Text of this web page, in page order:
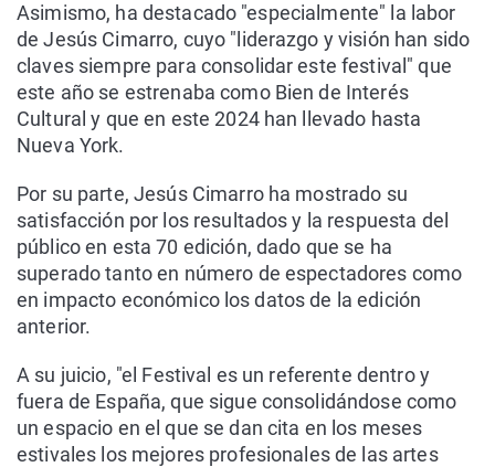
Asimismo, ha destacado "especialmente" la labor
de Jesús Cimarro, cuyo "liderazgo y visión han sido
claves siempre para consolidar este festival" que
este año se estrenaba como Bien de Interés
Cultural y que en este 2024 han llevado hasta
Nueva York.
Por su parte, Jesús Cimarro ha mostrado su
satisfacción por los resultados y la respuesta del
público en esta 70 edición, dado que se ha
superado tanto en número de espectadores como
en impacto económico los datos de la edición
anterior.
A su juicio, "el Festival es un referente dentro y
fuera de España, que sigue consolidándose como
un espacio en el que se dan cita en los meses
estivales los mejores profesionales de las artes